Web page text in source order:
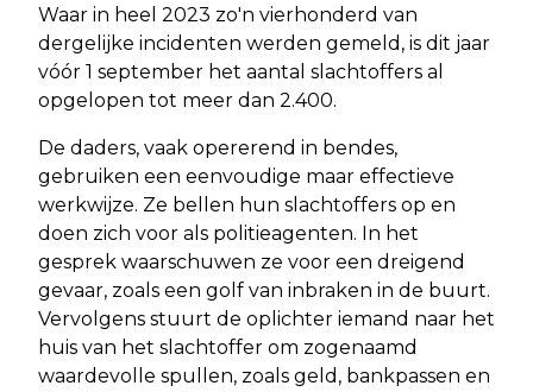
Waar in heel 2023 zo'n vierhonderd van
dergelijke incidenten werden gemeld, is dit jaar
vóór 1 september het aantal slachtoffers al
opgelopen tot meer dan 2.400.
De daders, vaak opererend in bendes,
gebruiken een eenvoudige maar effectieve
werkwijze. Ze bellen hun slachtoffers op en
doen zich voor als politieagenten. In het
gesprek waarschuwen ze voor een dreigend
gevaar, zoals een golf van inbraken in de buurt.
Vervolgens stuurt de oplichter iemand naar het
huis van het slachtoffer om zogenaamd
waardevolle spullen, zoals geld, bankpassen en